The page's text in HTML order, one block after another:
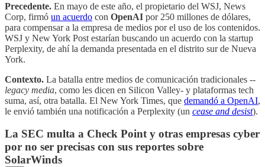
Precedente. En mayo de este año, el propietario del WSJ, News
Corp, firmó un acuerdo con OpenAI por 250 millones de dólares,
para compensar a la empresa de medios por el uso de los contenidos.
WSJ y New York Post estarían buscando un acuerdo con la startup
Perplexity, de ahí la demanda presentada en el distrito sur de Nueva
York.
Contexto. La batalla entre medios de comunicación tradicionales --
legacy media, como les dicen en Silicon Valley- y plataformas tech
suma, así, otra batalla. El New York Times, que demandó a OpenAI,
le envió también una notificación a Perplexity (un cease and desist).
La SEC multa a Check Point y otras empresas cyber
por no ser precisas con sus reportes sobre
SolarWinds